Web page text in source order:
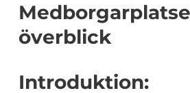
överblick
Introduktion: